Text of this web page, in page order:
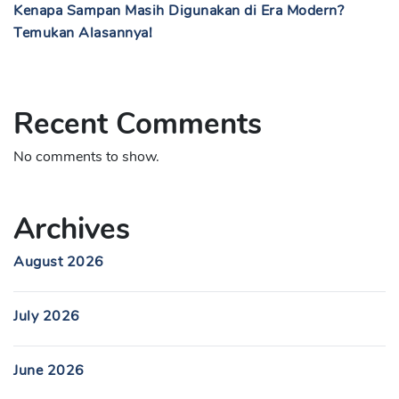
Kenapa Sampan Masih Digunakan di Era Modern?
Temukan Alasannya!
Recent Comments
No comments to show.
Archives
August 2026
July 2026
June 2026